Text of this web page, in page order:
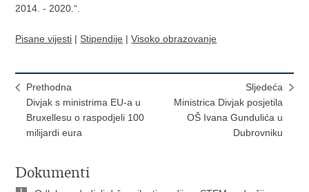
2014. - 2020.“.
Pisane vijesti | Stipendije |Visoko obrazovanje
Prethodna
Divjak s ministrima EU-a u
Bruxellesu o raspodjeli 100
milijardi eura
Sljedeća
Ministrica Divjak posjetila
OŠ Ivana Gundulića u
Dubrovniku
Dokumenti